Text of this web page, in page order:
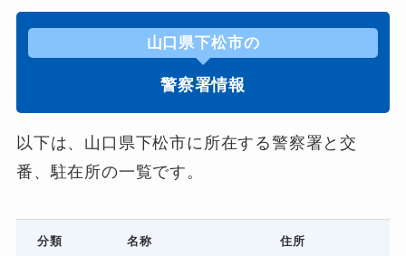
山口県下松市の
警察署情報
以下は、山口県下松市に所在する警察署と交
番、駐在所の一覧です。
分類 名称 住所